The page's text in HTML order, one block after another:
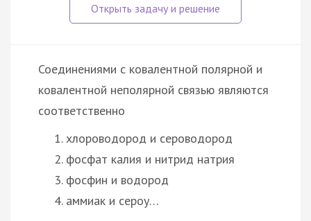
Соединениями с ковалентной полярной и
ковалентной неполярной связью являются
соответственно
хлороводород и сероводород
фосфат калия и нитрид натрия
фосфин и водород
аммиак и сероу…